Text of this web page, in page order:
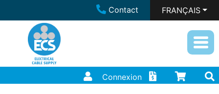
Contact FRANÇAIS
Connexion